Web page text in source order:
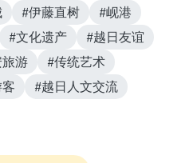
#伊藤直树
#岘港
#文化遗产
#越日友谊
游
#传统艺术
#越日人文交流